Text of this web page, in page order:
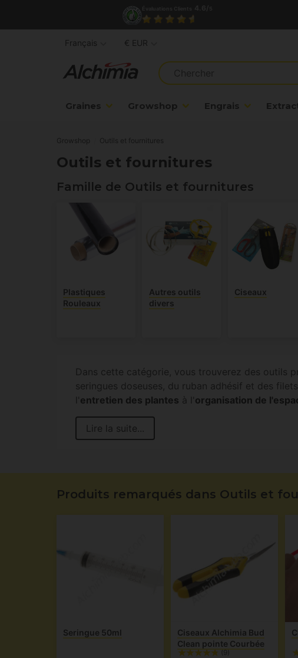
Graines Growshop Engrais
Français € EUR
Growshop Outils et fournitures
Outils et fournitures
Famille de Outils et fournitures
Plastiques
Rouleaux
Autres outils
divers
Ciseaux
Dans cette catégorie, vous trouverez des outils
seringues doseuses, du ruban adhésif et des
entretien des plantes à l' organisation de
Lire la suite...
Produits remarqués dans Outils et
Seringue 50ml
Ciseaux Alchimia Bud
Clean pointe Courbée
(9)